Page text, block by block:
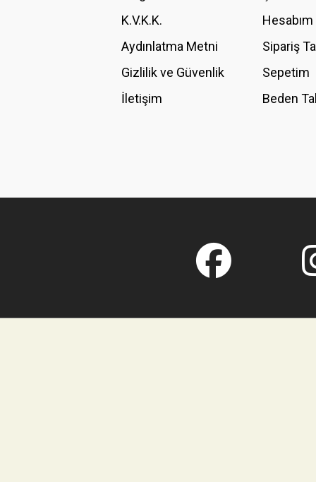
Bu ürüne benzer farklı alternatifler olmalı.
K.V.K.K.
Aydınlatma Metni
Gizlilik ve Güvenlik
İletişim
Hesabım
Sipariş
Sepetim
Beden